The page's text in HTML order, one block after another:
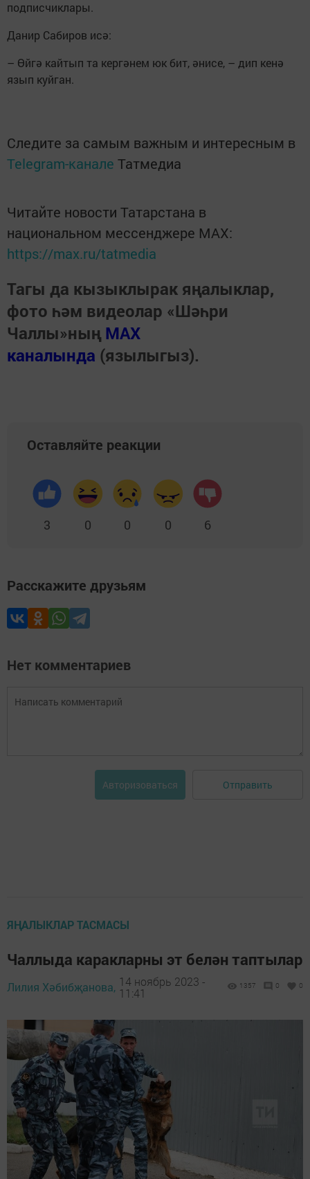
подписчиклары.
Данир Сабиров исә:
– Өйгә кайтып та кергәнем юк бит, әнисе, – дип кенә
язып куйган.
Следите за самым важным и интересным в
Telegram-канале Татмедиа
Читайте новости Татарстана в
национальном мессенджере MАХ:
https://max.ru/tatmedia
Тагы да кызыклырак яңалыклар,
фото һәм видеолар «Шәһри
Чаллы»ның MAX
каналында (язылыгыз).
Оставляйте реакции
3 0 0 0 6
Расскажите друзьям
Нет комментариев
Авторизоваться Отправить
ЯҢАЛЫКЛАР ТАСМАСЫ
Чаллыда каракларны эт белән таптылар
Лилия Хәбибҗанова, 14 ноябрь 2023 -
11:41
1357 0 0